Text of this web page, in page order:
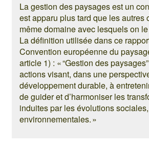
La gestion des paysages est un
est apparu plus tard que les autres
même domaine avec lesquels on
La définition utilisée dans ce
Convention européenne du
article 1) : « “Gestion des
actions visant, dans une
développement durable, à
de guider et d’harmoniser les
induites par les évolutions
environnementales. »